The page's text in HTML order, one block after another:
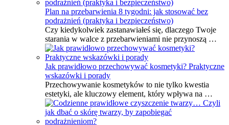
Plan na przebarwienia 8 tygodni: jak stosować bez
podrażnień (praktyka i bezpieczeństwo)
Czy kiedykolwiek zastanawiałeś się, dlaczego Twoje
starania w walce z przebarwieniami nie przynoszą …
Jak prawidłowo przechowywać kosmetyki? Praktyczne
wskazówki i porady
Przechowywanie kosmetyków to nie tylko kwestia
estetyki, ale kluczowy element, który wpływa na …